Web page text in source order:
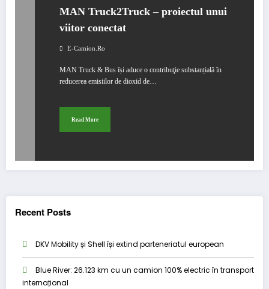
MAN Truck2Truck – proiectul unui
viitor conectat
E-Camion.ro
MAN Truck & Bus își aduce o contribuţie substanțială în
reducerea emisiilor de dioxid de…
Read More
Recent Posts
DKV Mobility și Shell își extind parteneriatul european
Blue River: 26.123 km cu un camion 100% electric în transport
internațional